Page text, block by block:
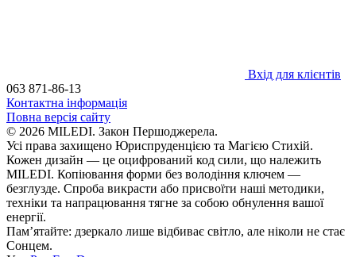
Вхід для клієнтів
063 871-86-13
Контактна інформація
Повна версія сайту
© 2026 MILEDI. Закон Першоджерела.
Усі права захищено Юриспруденцією та Магією Стихій.
Кожен дизайн — це оцифрований код сили, що належить
MILEDI. Копіювання форми без володіння ключем —
безглузде. Спроба викрасти або присвоїти наші методики,
техніки та напрацювання тягне за собою обнулення вашої
енергії.
Пам’ятайте: дзеркало лише відбиває світло, але ніколи не стає
Сонцем.